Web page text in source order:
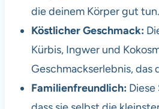
die deinem Körper gut tun.
Köstlicher Geschmack:
Kürbis, Ingwer und
Geschmackserlebnis, das
Familienfreundlich: